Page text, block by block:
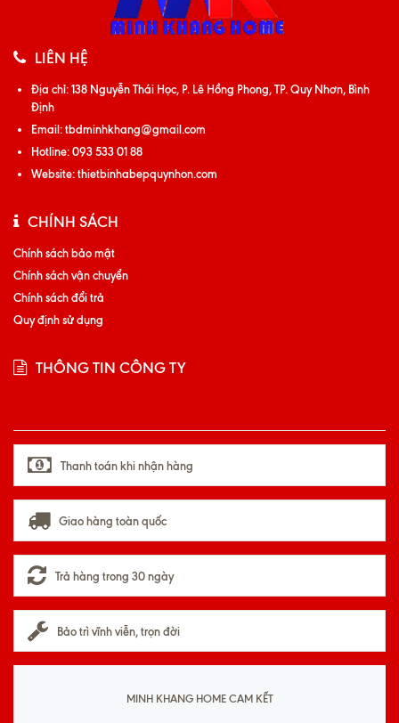
LIÊN HỆ
Địa chỉ:138 Nguyễn Thái Học, P. Lê Hồng Phong, TP. Quy Nhơn, Bình
Định
Email:tbdminhkhang@gmail.com
Hotline:093 533 01 88
Website:thietbinhabepquynhon.com
CHÍNH SÁCH
Chính sách bảo mật
Chính sách vận chuyển
Chính sách đổi trả
Quy định sử dụng
THÔNG TIN CÔNG TY
Thanh toán khi nhận hàng
Giao hàng toàn quốc
Trả hàng trong 30 ngày
Bảo trì vĩnh viễn, trọn đời
MINH KHANG HOME CAM KẾT